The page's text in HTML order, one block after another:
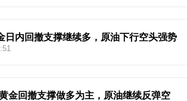
日内回撤支撑继续多，原油下行空头强势
金回撤支撑做多为主，原油继续反弹空